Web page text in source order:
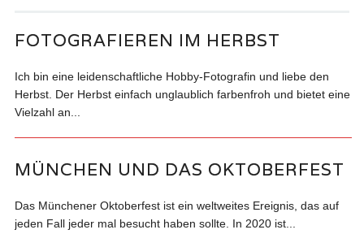
FOTOGRAFIEREN IM HERBST
Ich bin eine leidenschaftliche Hobby-Fotografin und liebe den
Herbst. Der Herbst einfach unglaublich farbenfroh und bietet eine
Vielzahl an...
MÜNCHEN UND DAS OKTOBERFEST
Das Münchener Oktoberfest ist ein weltweites Ereignis, das auf
jeden Fall jeder mal besucht haben sollte. In 2020 ist...